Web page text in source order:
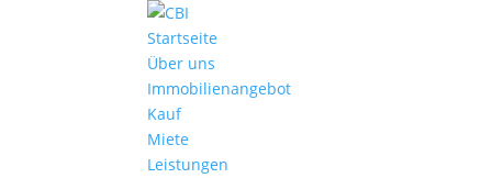
Startseite
Über uns
Immobilienangebot
Kauf
Miete
Leistungen